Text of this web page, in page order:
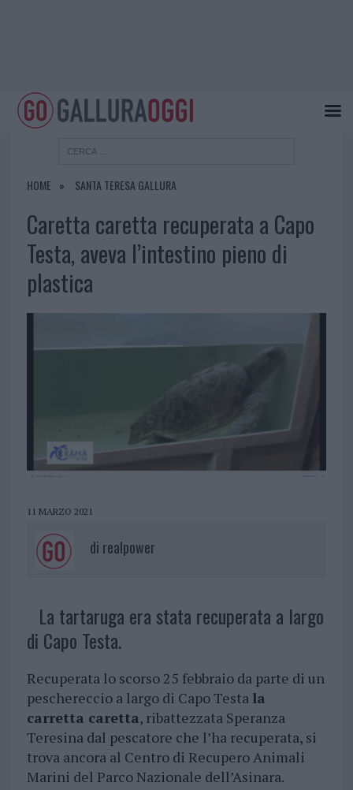
HOME SANTA TERESA GALLURA
Caretta caretta recuperata a Capo
Testa, aveva l’intestino pieno di
plastica
11 MARZO 2021
di realpower
La tartaruga era stata recuperata a largo
di Capo Testa.
Recuperata lo scorso 25 febbraio da parte di un
peschereccio a largo di Capo Testa la
carretta caretta, ribattezzata Speranza
Teresina dal pescatore che l’ha recuperata, si
trova ancora al Centro di Recupero Animali
Marini del Parco Nazionale dell’Asinara.